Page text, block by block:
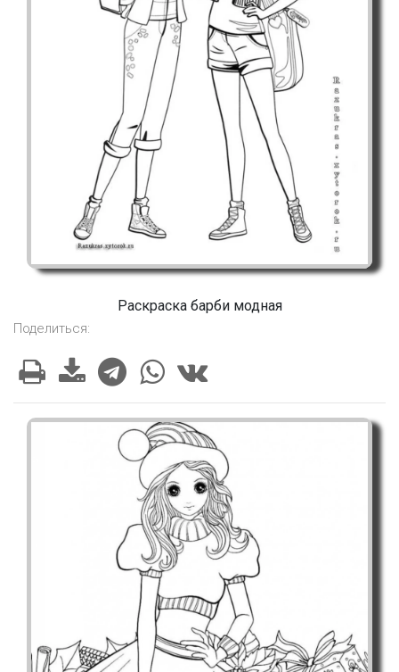
Раскраска барби модная
Поделиться: